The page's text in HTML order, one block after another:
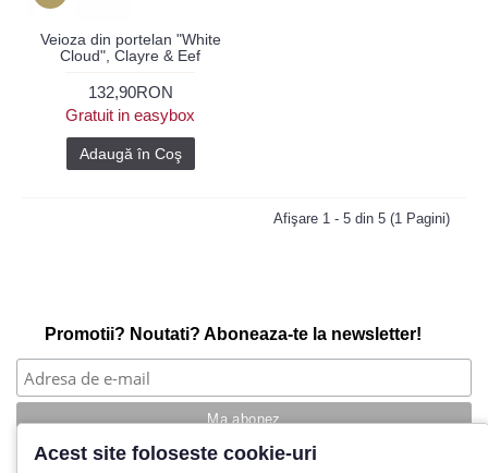
Veioza din portelan "White
Cloud", Clayre & Eef
132,90RON
Gratuit in easybox
Adaugă în Coş
Afişare 1 - 5 din 5 (1 Pagini)
Promotii? Noutati? Aboneaza-te la newsletter!
Acest site foloseste cookie-uri